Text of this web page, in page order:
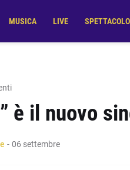
MUSICA LIVE SPETTACOLO
è il nuovo
- 06 settembre